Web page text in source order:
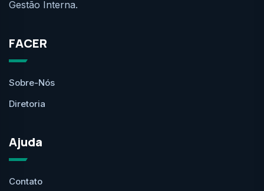
Gestão Interna.
FACER
Sobre-Nós
Diretoria
Ajuda
Contato